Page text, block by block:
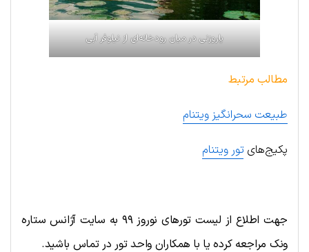
پاروزنی در میان رودخانه‌ای از نیلوفر آبی
مطالب مرتبط
طبیعت سحرانگیز ویتنام
پکیج‌های تور ویتنام
جهت اطلاع از لیست‌ تورهای نوروز ۹۹ به سایت آژانس ستاره
ونک مراجعه کرده یا با همکاران واحد تور در تماس باشید.